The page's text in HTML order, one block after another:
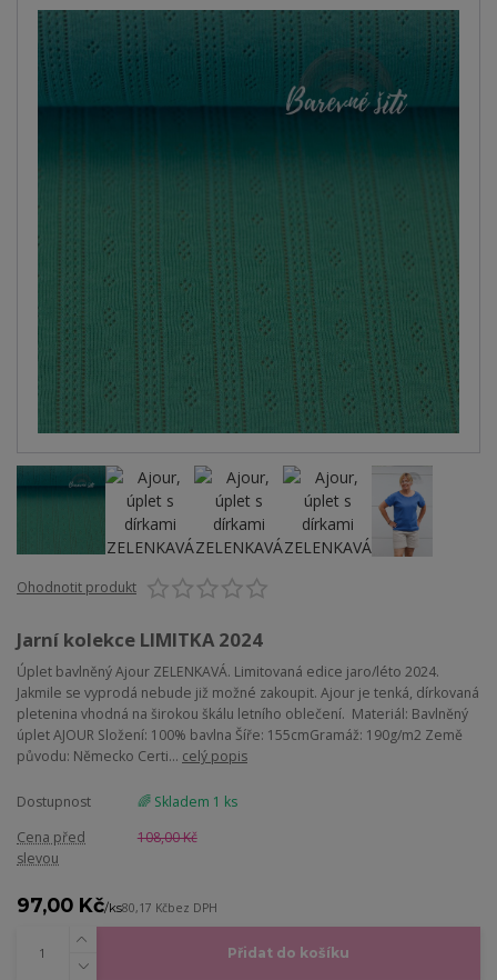
Ohodnotit produkt
Jarní kolekce LIMITKA 2024
Úplet bavlněný Ajour ZELENKAVÁ. Limitovaná edice jaro/léto 2024.
Jakmile se vyprodá nebude již možné zakoupit. Ajour je tenká, dírkovaná
pletenina vhodná na širokou škálu letního oblečení. Materiál: Bavlněný
úplet AJOUR Složení: 100% bavlna Šíře: 155cmGramáž: 190g/m2 Země
původu: Německo Certi... celý popis
Dostupnost
🌈 Skladem 1 ks
Cena před
slevou
108,00 Kč
97,00 Kč/ks80,17 Kčbez DPH
Přidat do košíku